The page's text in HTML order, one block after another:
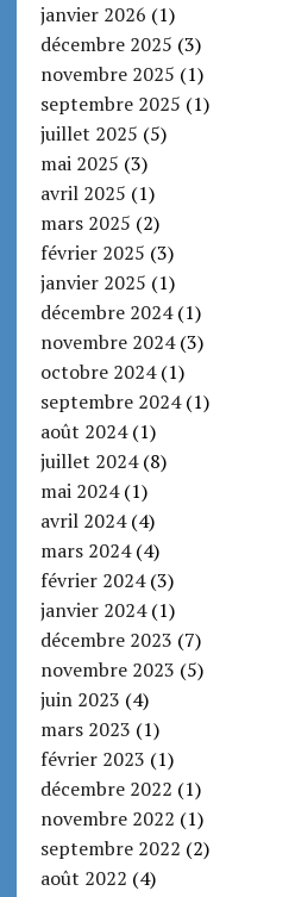
janvier 2026 (1)
décembre 2025 (3)
novembre 2025 (1)
septembre 2025 (1)
juillet 2025 (5)
mai 2025 (3)
avril 2025 (1)
mars 2025 (2)
février 2025 (3)
janvier 2025 (1)
décembre 2024(1)
novembre 2024(3)
octobre 2024(1)
septembre 2024(1)
août 2024(1)
juillet 2024(8)
mai 2024(1)
avril 2024(4)
mars 2024(4)
février 2024(3)
janvier 2024(1)
décembre 2023 (7)
novembre 2023 (5)
juin 2023 (4)
mars 2023 (1)
février 2023 (1)
décembre 2022 (1)
novembre 2022 (1)
septembre 2022 (2)
août 2022 (4)